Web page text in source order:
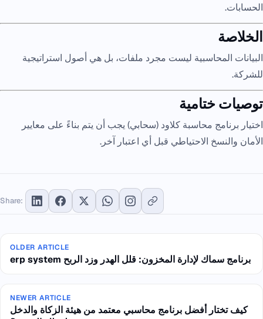
الحسابات.
الخلاصة
البيانات المحاسبية ليست مجرد ملفات، بل هي أصول استراتيجية
للشركة.
توصيات ختامية
اختيار برنامج محاسبة كلاود (سحابي) يجب أن يتم بناءً على معايير
الأمان والنسخ الاحتياطي قبل أي اعتبار آخر.
Share:
OLDER ARTICLE
erp system برنامج سماك لإدارة المخزون: قلل الهدر وزد الربح
NEWER ARTICLE
كيف تختار أفضل برنامج محاسبي معتمد من هيئة الزكاة والدخل